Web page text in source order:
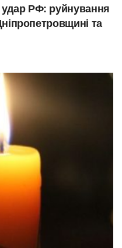
РФ: руйнування
та